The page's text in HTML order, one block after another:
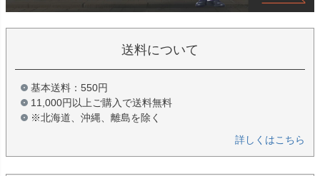
送料について
基本送料：550円
11,000円以上ご購入で送料無料
※北海道、沖縄、離島を除く
詳しくはこちら